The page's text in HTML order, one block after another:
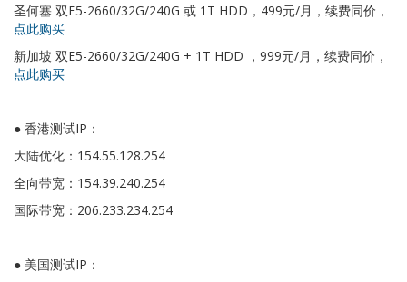
圣何塞 双E5-2660/32G/240G 或 1T HDD，499元/月，续费同价，
点此购买
新加坡 双E5-2660/32G/240G + 1T HDD ，999元/月，续费同价，
点此购买
● 香港测试IP：
大陆优化：154.55.128.254
全向带宽：154.39.240.254
国际带宽：206.233.234.254
● 美国测试IP：